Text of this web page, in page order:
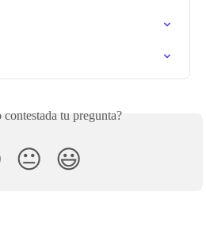
contestada tu pregunta?
😐 😃